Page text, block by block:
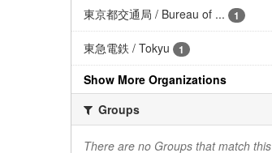
東京都交通局 / Bureau of ... 1
東急電鉄 / Tokyu 1
Show More Organizations
Groups
There are no Groups that match this